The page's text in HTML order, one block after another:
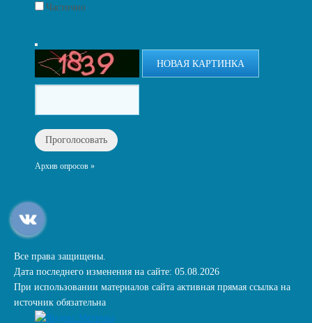
Частично
НОВАЯ КАРТИНКА
Архив опросов »
Все права защищены.
Дата последнего изменения на сайте: 05.08.2026
При использовании материалов сайта активная прямая ссылка на
источник обязательна